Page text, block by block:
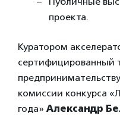
проекта.
Куратором
сертифицированный
комиссии конкурса
года» Александр